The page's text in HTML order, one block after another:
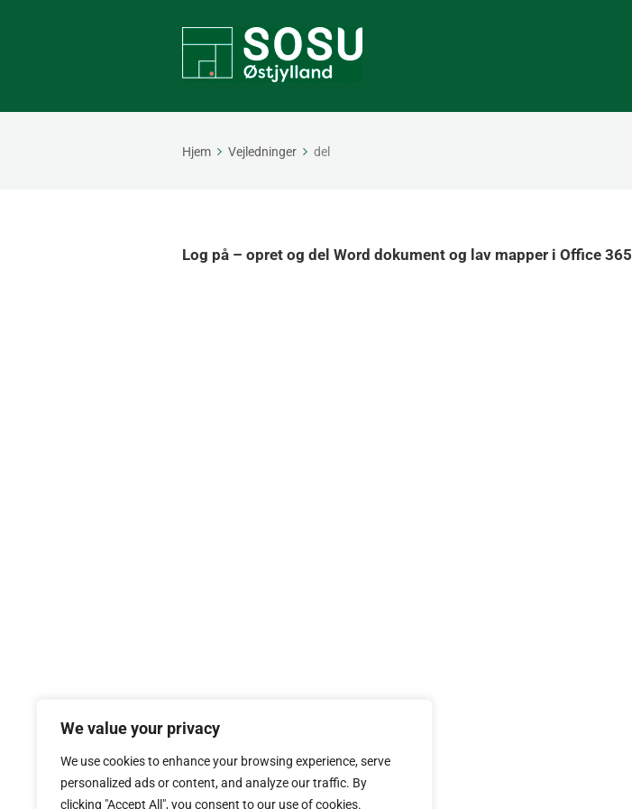
We value your privacy
We use cookies to enhance your browsing experience, serve
personalized ads or content, and analyze our traffic. By
clicking "Accept All", you consent to our use of cookies.
Hjem Vejledninger del
Log på – opret og del Word dokument og lav mapper i Office 365